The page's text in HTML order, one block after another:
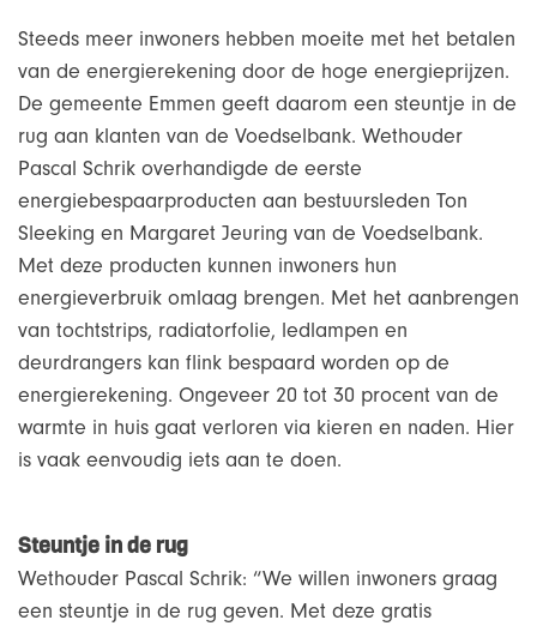
Steeds meer inwoners hebben moeite met het betalen
van de energierekening door de hoge energieprijzen.
De gemeente Emmen geeft daarom een steuntje in de
rug aan klanten van de Voedselbank. Wethouder
Pascal Schrik overhandigde de eerste
energiebespaarproducten aan bestuursleden Ton
Sleeking en Margaret Jeuring van de Voedselbank.
Met deze producten kunnen inwoners hun
energieverbruik omlaag brengen. Met het aanbrengen
van tochtstrips, radiatorfolie, ledlampen en
deurdrangers kan flink bespaard worden op de
energierekening. Ongeveer 20 tot 30 procent van de
warmte in huis gaat verloren via kieren en naden. Hier
is vaak eenvoudig iets aan te doen.
Steuntje in de rug
Wethouder Pascal Schrik: “We willen inwoners graag
een steuntje in de rug geven. Met deze gratis